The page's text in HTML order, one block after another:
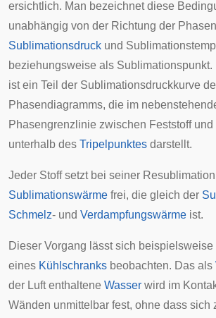
ersichtlich. Man bezeichnet diese
unabhängig von der Richtung der
Sublimationsdruck und
beziehungsweise als Sublimationspunkt.
ist ein Teil der Sublimationsdruckkurve
Phasendiagramms, die im
Phasengrenzlinie zwischen Feststoff
unterhalb des Tripelpunktes darstellt.
Jeder Stoff setzt bei seiner
Sublimationswärme frei, die gleich der
Schmelz- und Verdampfungswärme ist.
Dieser Vorgang lässt sich beispielsweise
eines Kühlschranks beobachten. Das als
der Luft enthaltene Wasser wird im
Wänden unmittelbar fest, ohne dass sich